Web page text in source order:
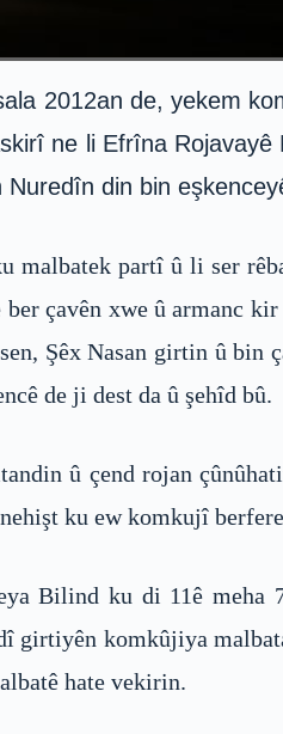
2012an de, yekem
ne li Efrîna
din bin
malbatek partî û li ser
çavên xwe û armanc
Şêx Nasan girtin û
de ji dest da û şehîd bû.
û çend rojan
ku ew komkujî
Bilind ku di 11ê meha
komkûjiya
hate vekirin.